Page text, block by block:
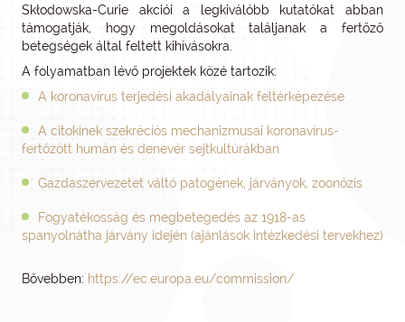
Skłodowska-Curie akciói a legkiválóbb kutatókat abban
támogatják, hogy megoldásokat találjanak a fertőző
betegségek által feltett kihívásokra.
A folyamatban lévő projektek közé tartozik:
A koronavírus terjedési akadályainak feltérképezése
A citokinek szekréciós mechanizmusai koronavírus-
fertőzött humán és denevér sejtkultúrákban
Gazdaszervezetet váltó patogének, járványok, zoonózis
Fogyatékosság és megbetegedés az 1918-as
spanyolnátha járvány idején (ajánlások intézkedési tervekhez)
Bővebben: https://ec.europa.eu/commission/